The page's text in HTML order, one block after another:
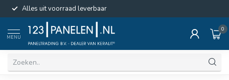
Alles uit voorraad leverbaar
MENU
0